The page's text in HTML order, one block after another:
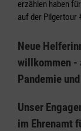
erzählen haben
auf der Pilgertour
Neue
willkommen -
Pandemie
Unser
im Ehrenamt